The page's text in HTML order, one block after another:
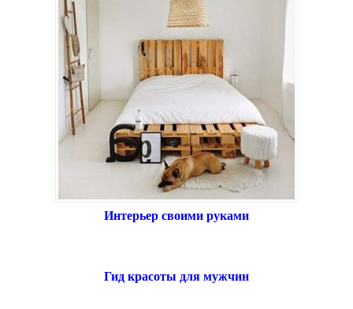
Интерьер своими руками
Гид красоты для мужчин